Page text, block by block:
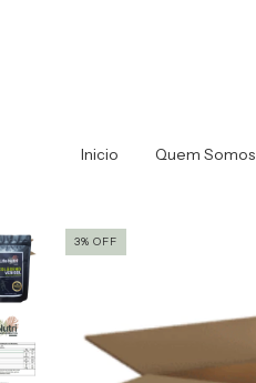
Inicio Quem Somos
3% OFF